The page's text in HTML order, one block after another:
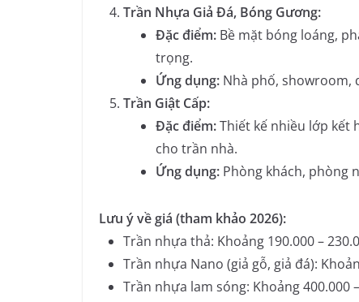
Trần Nhựa Giả Đá, Bóng Gương:
Đặc điểm: Bề mặt bóng loáng,
trọng.
Ứng dụng: Nhà phố, showroom,
Trần Giật Cấp:
Đặc điểm:Thiết kế nhiều lớp kết
cho trần nhà.
Ứng dụng: Phòng khách, phòng
Lưu ý về giá (tham khảo 2026):
Trần nhựa thả: Khoảng 190.000 –
Trần nhựa Nano (giả gỗ, giả đá):
Trần nhựa lam sóng: Khoảng 400.000